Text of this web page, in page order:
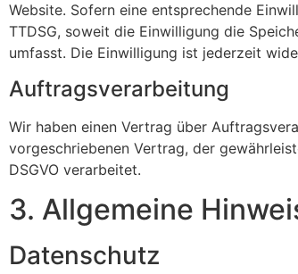
Website. Sofern eine entspre­chende
TTDSG, soweit die Einwil­li­gung die
umfasst. Die Einwil­li­gung ist jederzeit
Auftrags­ver­ar­bei­tung
Wir haben einen Vertrag über
vorge­schrie­benen Vertrag, der
DSGVO verar­beitet.
3. Allge­meine
Daten­schutz